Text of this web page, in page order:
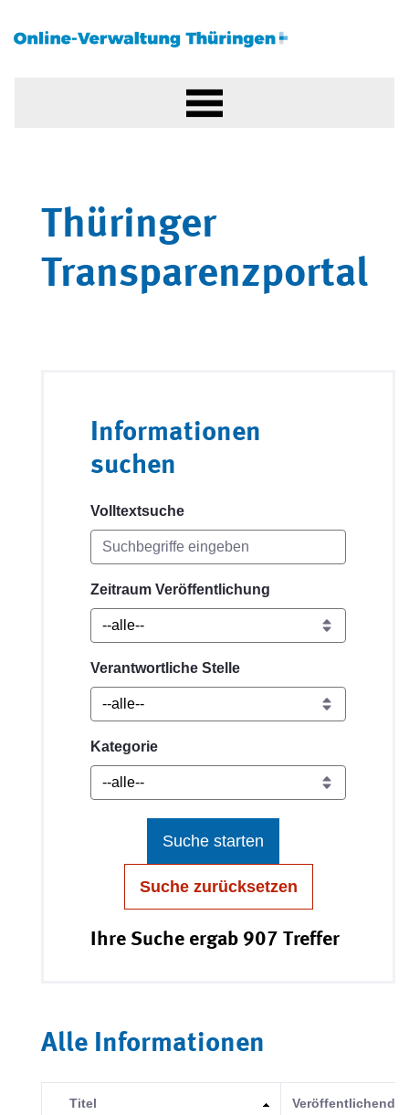
Thüringer
Transparenzportal
Informationen
suchen
Volltextsuche
Zeitraum Veröffentlichung
Verantwortliche Stelle
Kategorie
Suche starten
Suche zurücksetzen
Ihre Suche ergab 907 Treffer
Alle Informationen
Titel
Veröffentlichende